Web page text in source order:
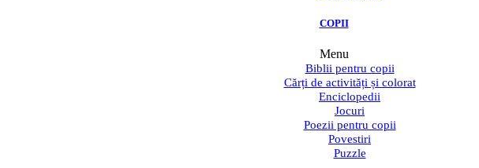
COPII
Menu
Biblii pentru copii
Cărți de activități și colorat
Enciclopedii
Jocuri
Poezii pentru copii
Povestiri
Puzzle